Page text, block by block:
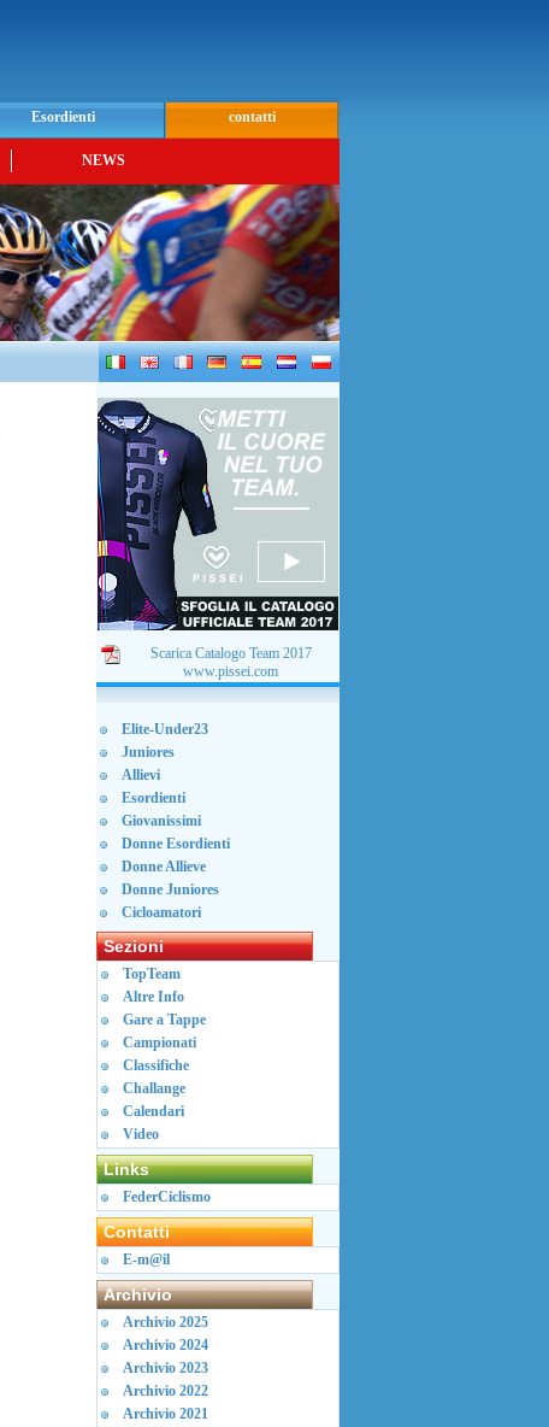
Esordienti contatti
NEWS
Scarica Catalogo Team 2017
www.pissei.com
Elite-Under23
Juniores
Allievi
Esordienti
Giovanissimi
Donne Esordienti
Donne Allieve
Donne Juniores
Cicloamatori
Sezioni
TopTeam
Altre Info
Gare a Tappe
Campionati
Classifiche
Challange
Calendari
Video
Links
FederCiclismo
Contatti
E-m@il
Archivio
Archivio 2025
Archivio 2024
Archivio 2023
Archivio 2022
Archivio 2021